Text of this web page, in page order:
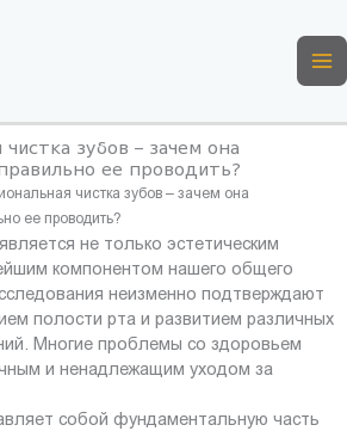
зубов – зачем она
ее проводить?
чистка зубов – зачем она
ее проводить?
не только эстетическим
компонентом нашего общего
неизменно подтверждают
полости рта и развитием различных
Многие проблемы со здоровьем
и ненадлежащим уходом за
собой фундаментальную часть